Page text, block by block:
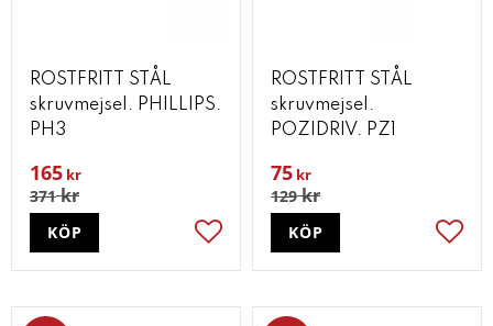
ROSTFRITT STÅL
skruvmejsel. PHILLIPS.
PH3
165 kr
371kr
Lägg till i favoriter
KÖP
ROSTFRITT STÅL
skruvmejsel.
POZIDRIV. PZ1
75 kr
129kr
KÖP